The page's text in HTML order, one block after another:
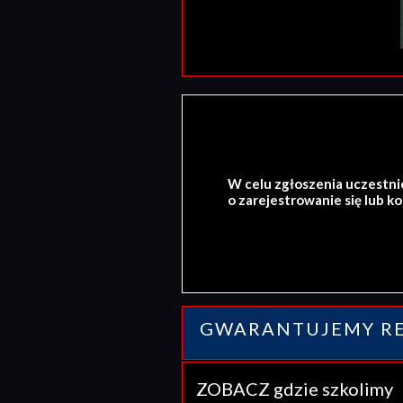
W celu zgłoszenia
o zarejestrowanie się lub
GWARANTUJEMY
ZOBACZ gdzie szkolimy